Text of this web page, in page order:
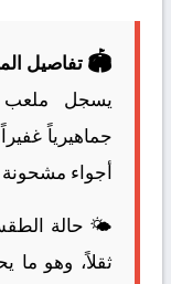
🏟️ تفاصيل
يسجل ملعب
جماهيرياً
أجواء
🌤️ حالة
ثقلاً، وهو ما